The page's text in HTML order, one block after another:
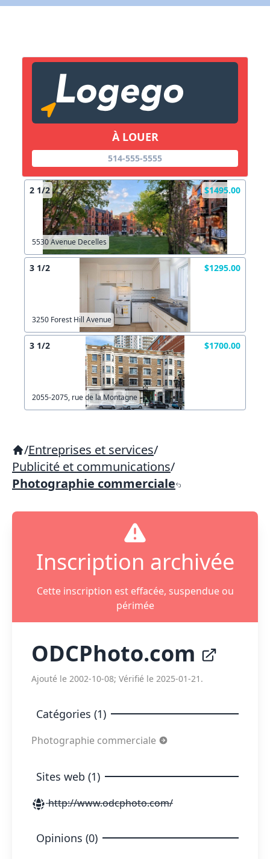
À LOUER
514-555-5555
2 1/2 $1495.00
5530 Avenue Decelles
3 1/2 $1295.00
3250 Forest Hill Avenue
3 1/2 $1700.00
2055-2075, rue de la Montagne
/Entreprises et services/
Publicité et communications/
Photographie commerciale
Inscription archivée
Cette inscription est effacée, suspendue ou
périmée
ODCPhoto.com
Ajouté le 2002-10-08; Vérifié le 2025-01-21.
Catégories (1)
Photographie commerciale
Sites web (1)
http://www.odcphoto.com/
Opinions (0)
X Fermer Envoyez
Copier lien
X Fermer